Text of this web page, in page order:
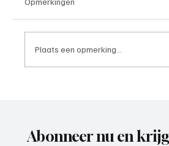
Plaats een opmerking...
Abonneer nu en